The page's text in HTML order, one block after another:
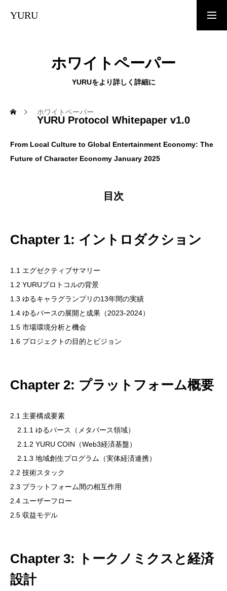
YURU
ゆるバース
YURU MEME COIN PROJECT
FAQ（よくある質問）
ブログ
X(Twitter)
English Page
Spot Trade
ホワイトペーパー
YURUをより詳しく詳細に
ホワイトペーパー
YURU Protocol Whitepaper v1.0
From Local Culture to Global Entertainment Economy: The
Future of Character Economy January 2025
目次
Chapter 1: イントロダクション
1.1 エグゼクティブサマリー
1.2 YURUプロトコルの背景
1.3 ゆるキャラグランプリの13年間の実績
1.4 ゆるバースの展開と成果（2023-2024）
1.5 市場環境分析と機会
1.6 プロジェクトの目的とビジョン
Chapter 2: プラットフォーム概要
2.1 主要構成要素
2.1.1 ゆるバース（メタバース領域）
2.1.2 YURU COIN（Web3経済基盤）
2.1.3 地域創生プログラム（実体経済連携）
2.2 技術スタック
2.3 プラットフォーム間の相互作用
2.4 ユーザーフロー
2.5 収益モデル
Chapter 3: トークノミクスと経済
設計